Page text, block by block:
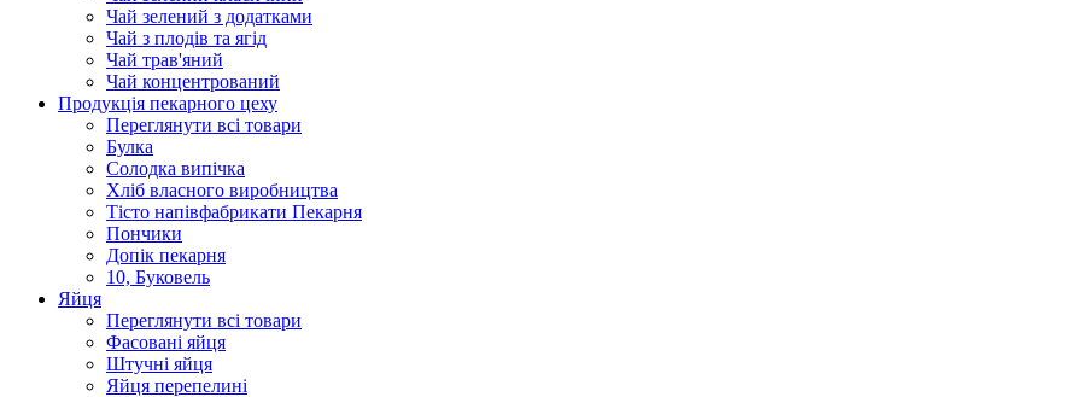
Чай зелений з додатками
Чай з плодів та ягід
Чай трав'яний
Чай концентрований
Продукцiя пекарного цеху
Переглянути всі товари
Булка
Солодка випiчка
Хлiб власного виробництва
Тiсто напiвфабрикати Пекарня
Пончики
Допік пекарня
10, Буковель
Яйця
Переглянути всі товари
Фасовані яйця
Штучні яйця
Яйця перепелині